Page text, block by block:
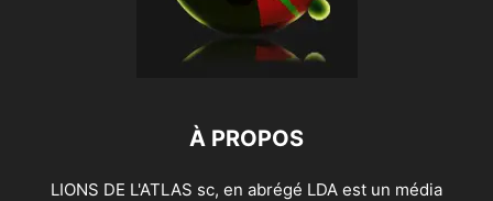
À PROPOS
LIONS DE L'ATLAS sc, en abrégé LDA est un média